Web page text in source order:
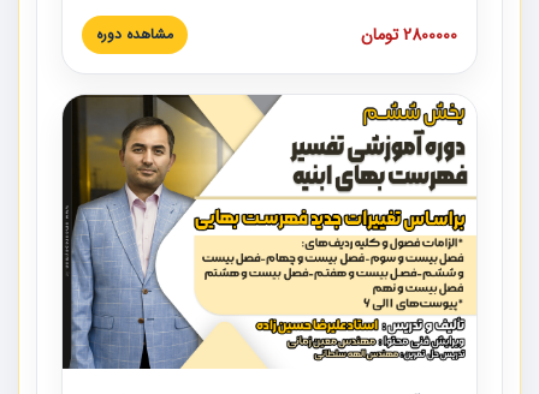
است که در دانشگاه صنعتی شریف ارائه شد. در این آموزش
نکات کلیدی مربوط به اسناد و مدارک پیمان، اولویت بندی اسناد
پیمان به همراه تجربیات عملی در این خصوص ارائه شده است.
2800000 تومان مشاهده دوره